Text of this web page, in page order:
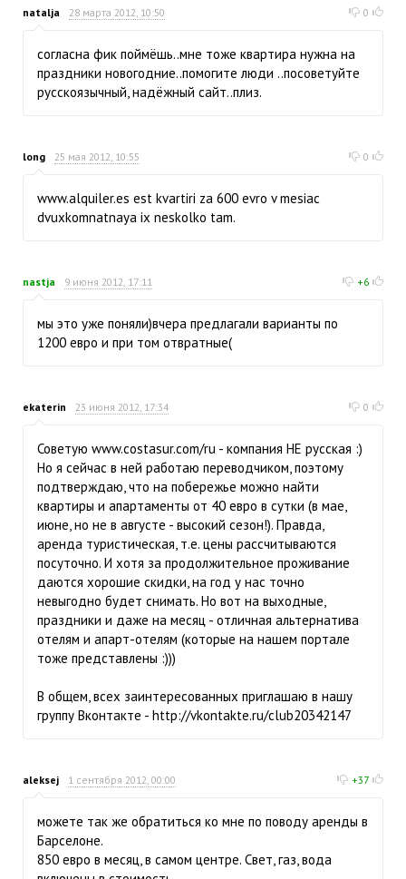
natalja 28 марта 2012, 10:50 0
согласна фик поймёшь..мне тоже квартира нужна на
праздники новогодние..помогите люди ..посоветуйте
русскоязычный, надёжный сайт..плиз.
long 25 мая 2012, 10:55 0
www.alquiler.es est kvartiri za 600 evro v mesiac
dvuxkomnatnaya ix neskolko tam.
nastja 9 июня 2012, 17:11 +6
мы это уже поняли)вчера предлагали варианты по
1200 евро и при том отвратные(
ekaterin 23 июня 2012, 17:34 0
Советую www.costasur.com/ru - компания НЕ русская :)
Но я сейчас в ней работаю переводчиком, поэтому
подтверждаю, что на побережье можно найти
квартиры и апартаменты от 40 евро в сутки (в мае,
июне, но не в августе - высокий сезон!). Правда,
аренда туристическая, т.е. цены рассчитываются
посуточно. И хотя за продолжительное проживание
даются хорошие скидки, на год у нас точно
невыгодно будет снимать. Но вот на выходные,
праздники и даже на месяц - отличная альтернатива
отелям и апарт-отелям (которые на нашем портале
тоже представлены :)))
В общем, всех заинтересованных приглашаю в нашу
группу Вконтакте - http://vkontakte.ru/club20342147
aleksej 1 сентября 2012, 00:00 +37
можете так же обратиться ко мне по поводу аренды в
Барселоне.
850 евро в месяц, в самом центре. Свет, газ, вода